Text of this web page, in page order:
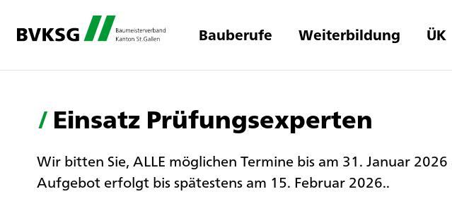
Bauberufe Weiterbildung ÜK
/Einsatz Prüfungsexperten
Wir bitten Sie, ALLE möglichen Termine bis am 31. Januar
Aufgebot erfolgt bis spätestens am 15. Februar 2026..